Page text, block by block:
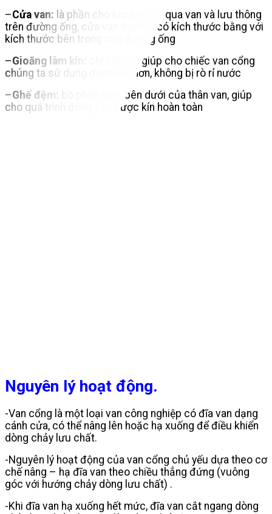
–Cửa van: là phần cho lưu chất đi qua van và lưu thông
trên đường ống, cửa van thường có kích thước bằng với
kích thước bên trong của đường ống
–Gioăng làm kín:
chi tiết này giúp cho chiếc van cổng
chúng ta sử dụng được kín hơn, không bị rò rỉ nước
–Ghế đệm:
bộ phận nằm bên dưới của thân van, giúp
cho quá trình đóng van được kín hoàn toàn
Nguyên lý hoạt động.
-Van cổng là một loại van công nghiệp có đĩa van dạng
cánh cửa, có thể nâng lên hoặc hạ xuống để điều khiển
dòng chảy lưu chất.
-Nguyên lý hoạt động của van cổng chủ yếu dựa theo cơ
chế nâng – hạ đĩa van theo chiều thẳng đứng (vuông
góc với hướng chảy dòng lưu chất) .
-Khi đĩa van hạ xuống hết mức, đĩa van cắt ngang dòng